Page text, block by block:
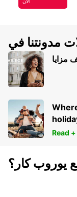
Read +
يوروب كار؟